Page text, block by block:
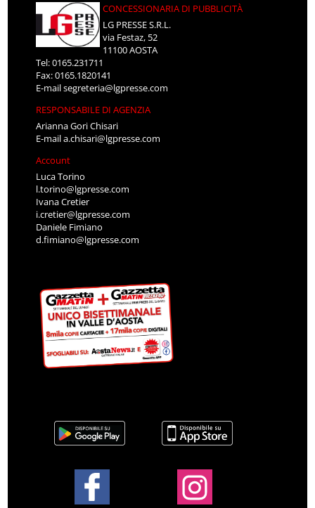
CONCESSIONARIA DI PUBBLICITÀ
LG PRESSE S.R.L.
via Festaz, 52
11100 AOSTA
Tel: 0165.231711
Fax: 0165.1820141
E-mailsegreteria@lgpresse.com
RESPONSABILE DI AGENZIA
Arianna Gori Chisari
E-maila.chisari@lgpresse.com
Account
Luca Torino
l.torino@lgpresse.com
Ivana Cretier
i.cretier@lgpresse.com
Daniele Fimiano
d.fimiano@lgpresse.com